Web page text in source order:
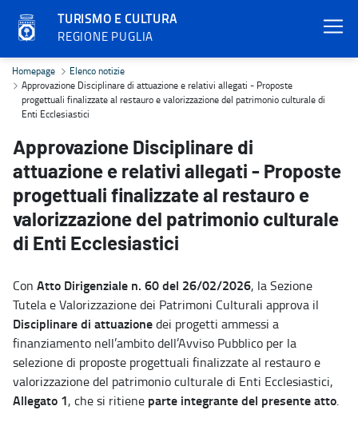
TURISMO E CULTURA
REGIONE PUGLIA
Approvazione Disciplinare di attuazione e relativi allegati -
Homepage
Elenco notizie
Approvazione Disciplinare di attuazione e relativi allegati - Proposte
progettuali finalizzate al restauro e valorizzazione del patrimonio culturale di
Enti Ecclesiastici
Approvazione Disciplinare di
attuazione e relativi allegati - Proposte
progettuali finalizzate al restauro e
valorizzazione del patrimonio culturale
di Enti Ecclesiastici
Con Atto Dirigenziale n. 60 del 26/02/2026, la Sezione
Tutela e Valorizzazione dei Patrimoni Culturali approva il
Disciplinare di attuazionedei progetti ammessi a
finanziamento nell’ambito dell’Avviso Pubblico per la
selezione di proposte progettuali finalizzate al restauro e
valorizzazione del patrimonio culturale di Enti Ecclesiastici,
Allegato 1, che si ritiene parte integrante del presente atto.